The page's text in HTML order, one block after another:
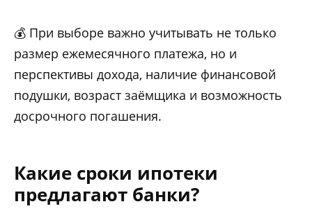
💰 При выборе важно учитывать не только
размер ежемесячного платежа, но и
перспективы дохода, наличие финансовой
подушки, возраст заёмщика и возможность
досрочного погашения.
Какие сроки ипотеки
предлагают банки?